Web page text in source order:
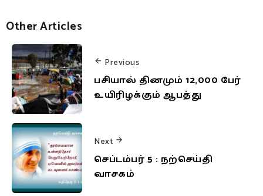
Other Articles
Previous
பசியால் தினமும் 12,000 பேர்
உயிரிழக்கும் ஆபத்து
Next
செப்டம்பர் 5 : நற்செய்தி
வாசகம்